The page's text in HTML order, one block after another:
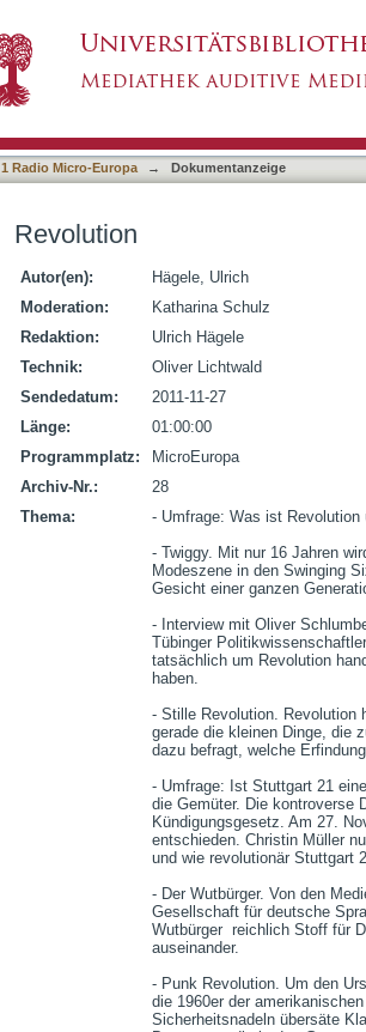
1 Radio Micro-Europa → Dokumentanzeige
Revolution
Autor(en):
Hägele, Ulrich
Moderation:
Katharina Schulz
Redaktion:
Ulrich Hägele
Technik:
Oliver Lichtwald
Sendedatum:
2011-11-27
Länge:
01:00:00
Programmplatz:
MicroEuropa
Archiv-Nr.:
28
Thema:
- Umfrage: Was ist Revolution
- Twiggy. Mit nur 16 Jahren
Modeszene in den Swinging
Gesicht einer ganzen
- Interview mit Oliver
Tübinger
tatsächlich um Revolution
haben.
- Stille Revolution. Revolution
gerade die kleinen Dinge, die
dazu befragt, welche
- Umfrage: Ist Stuttgart 21
die Gemüter. Die kontroverse
Kündigungsgesetz. Am 27.
entschieden. Christin Müller
und wie revolutionär Stuttgart
- Der Wutbürger. Von den
Gesellschaft für deutsche
Wutbürger  reichlich Stoff für
auseinander.
- Punk Revolution. Um den
die 1960er der
Sicherheitsnadeln übersäte